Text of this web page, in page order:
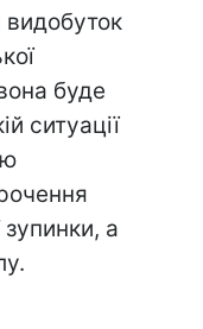
видобуток
буде
ситуації
а